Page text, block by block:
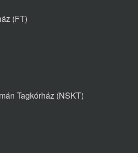
(FT)
Tagkórház (NSKT)